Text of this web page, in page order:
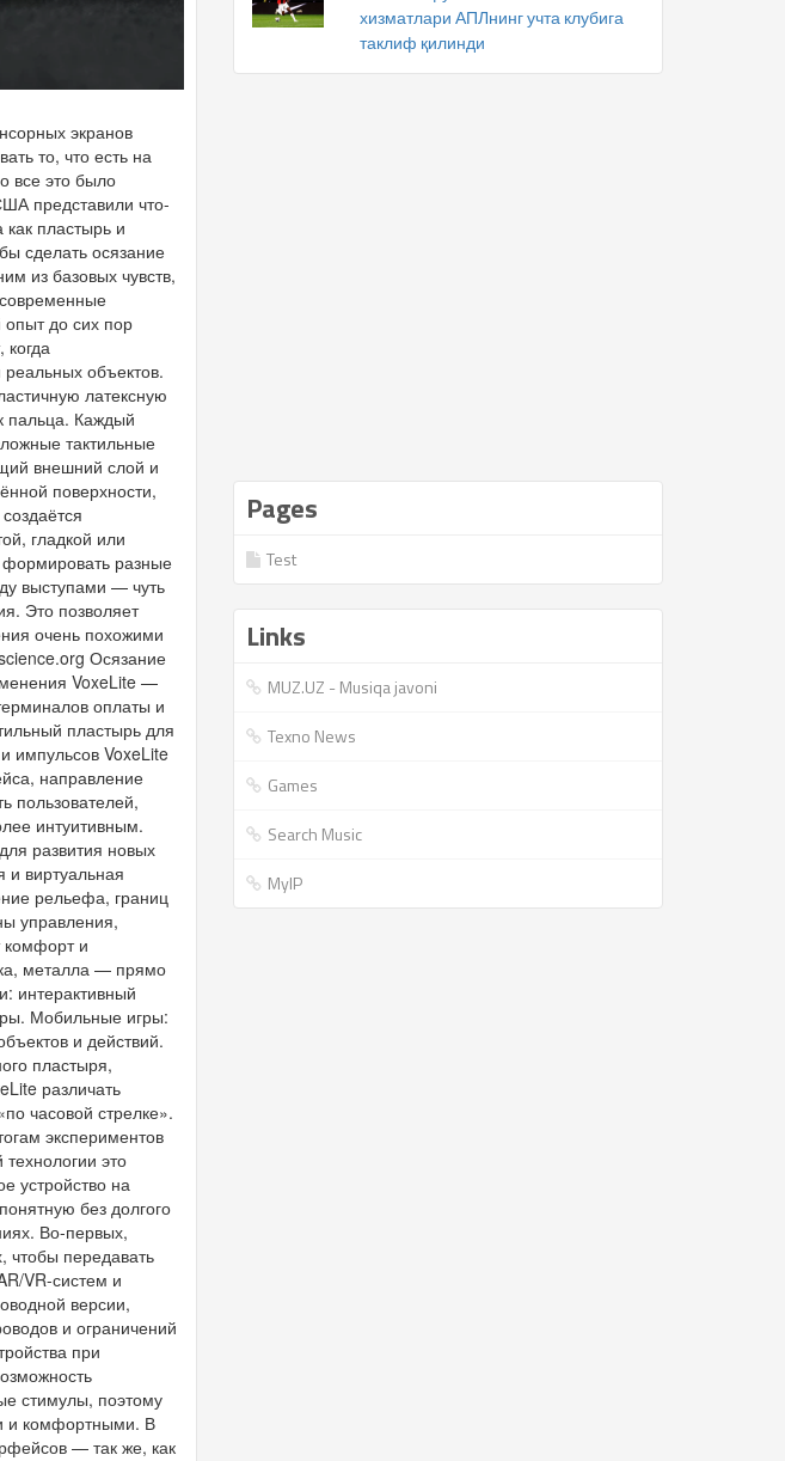
экранов
то, что есть на
все это было
представили что-
как пластырь и
сделать осязание
из базовых чувств,
до сих пор
когда
объектов.
латексную
пальца. Каждый
тактильные
внешний слой и
поверхности,
гладкой или
формировать разные
выступами — чуть
Это позволяет
очень похожими
Осязание
VoxeLite —
оплаты и
пластырь для
импульсов VoxeLite
направление
пользователей,
интуитивным.
развития новых
и виртуальная
рельефа, границ
управления,
комфорт и
металла — прямо
интерактивный
Мобильные игры:
и действий.
пластыря,
различать
часовой стрелке».
экспериментов
это
устройство на
без долгого
Во-первых,
чтобы передавать
VR-систем и
версии,
и ограничений
при
стимулы, поэтому
и комфортными. В
— так же, как
хизматлари АПЛнинг учта клубига
таклиф қилинди
Pages
Test
Links
MUZ.UZ - Musiqa javoni
Texno News
Games
Search Music
MyIP